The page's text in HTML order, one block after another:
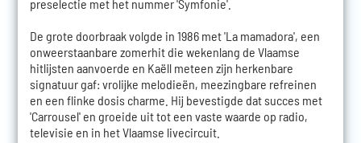
preselectie met het nummer 'Symfonie'.
De grote doorbraak volgde in 1986 met 'La mamadora', een
onweerstaanbare zomerhit die wekenlang de Vlaamse
hitlijsten aanvoerde en Kaëll meteen zijn herkenbare
signatuur gaf: vrolijke melodieën, meezingbare refreinen
en een flinke dosis charme. Hij bevestigde dat succes met
'Carrousel' en groeide uit tot een vaste waarde op radio,
televisie en in het Vlaamse livecircuit.